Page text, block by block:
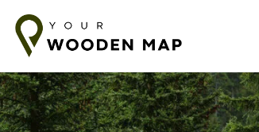
7-14 päivän toimitus EU:hun